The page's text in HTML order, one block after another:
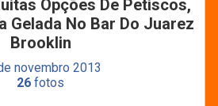
Opções De Petiscos,
Gelada No Bar Do Juarez
Brooklin
novembro 2013
26 fotos